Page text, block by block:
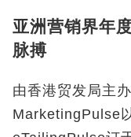
亚洲营销界年
脉搏
由香港贸发局主
MarketingPulse